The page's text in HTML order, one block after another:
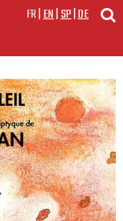
FR|EN|SP|DE